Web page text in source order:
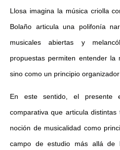
Llosa imagina la música criolla
Bolaño articula una polifonía
musicales abiertas y
propuestas permiten entender la
sino como un principio
En este sentido, el presente
comparativa que articula
noción de musicalidad como
campo de estudio más allá de